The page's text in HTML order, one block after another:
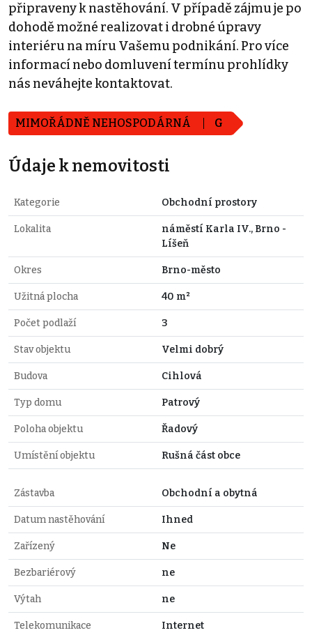
připraveny k nastěhování. V případě zájmu je po
dohodě možné realizovat i drobné úpravy
interiéru na míru Vašemu podnikání. Pro více
informací nebo domluvení termínu prohlídky
nás neváhejte kontaktovat.
MIMOŘÁDNĚ NEHOSPODÁRNÁ G
Údaje k nemovitosti
Kategorie Obchodní prostory
Lokalita
náměstí Karla IV., Brno -
Líšeň
Okres Brno-město
Užitná plocha 40 m²
Počet podlaží 3
Stav objektu Velmi dobrý
Budova Cihlová
Typ domu Patrový
Poloha objektu Řadový
Umístění objektu Rušná část obce
Zástavba Obchodní a obytná
Datum nastěhování Ihned
Zařízený Ne
Bezbariérový ne
Výtah ne
Telekomunikace Internet